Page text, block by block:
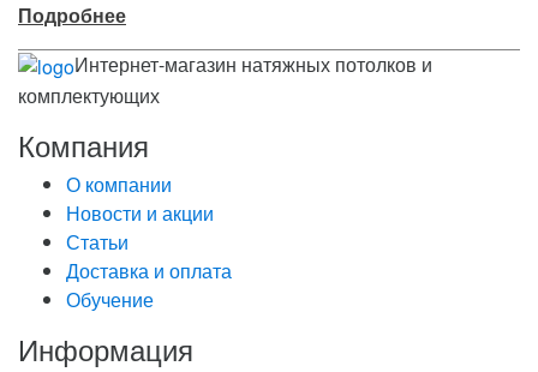
Подробнее
Интернет-магазин натяжных потолков и
комплектующих
Компания
О компании
Новости и акции
Статьи
Доставка и оплата
Обучение
Информация